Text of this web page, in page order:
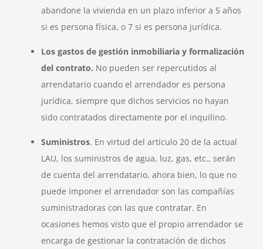
abandone la vivienda en un plazo inferior a 5 años
si es persona física, o 7 si es persona jurídica.
Los gastos de gestión inmobiliaria y formalización
del contrato. No pueden ser repercutidos al
arrendatario cuando el arrendador es persona
jurídica, siempre que dichos servicios no hayan
sido contratados directamente por el inquilino.
Suministros. En virtud del artículo 20 de la actual
LAU, los suministros de agua, luz, gas, etc., serán
de cuenta del arrendatario, ahora bien, lo que no
puede imponer el arrendador son las compañías
suministradoras con las que contratar. En
ocasiones hemos visto que el propio arrendador se
encarga de gestionar la contratación de dichos